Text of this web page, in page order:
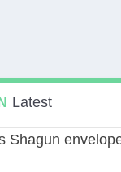
Latest